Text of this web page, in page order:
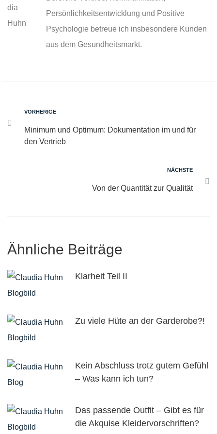
Persönlichkeitsentwicklung und Positive
Psychologie betreue ich insbesondere Kunden
aus dem Gesundheitsmarkt.
VORHERIGE
Minimum und Optimum: Dokumentation im und für
den Vertrieb
NÄCHSTE
Von der Quantität zur Qualität
Ähnliche Beiträge
Klarheit Teil II
Zu viele Hüte an der Garderobe?!
Kein Abschluss trotz gutem Gefühl
– Was kann ich tun?
Das passende Outfit – Gibt es für
die Akquise Kleidervorschriften?